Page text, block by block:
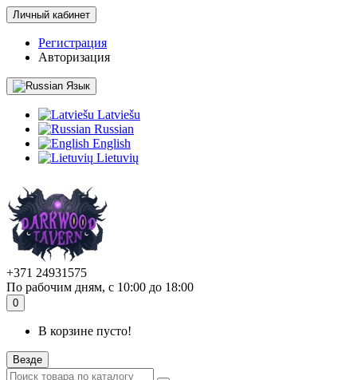
Личный кабинет
Регистрация
Авторизация
Язык
Latviešu
Russian
English
Lietuvių
+371 24931575
По рабочим дням, с 10:00 до 18:00
0
В корзине пусто!
Везде